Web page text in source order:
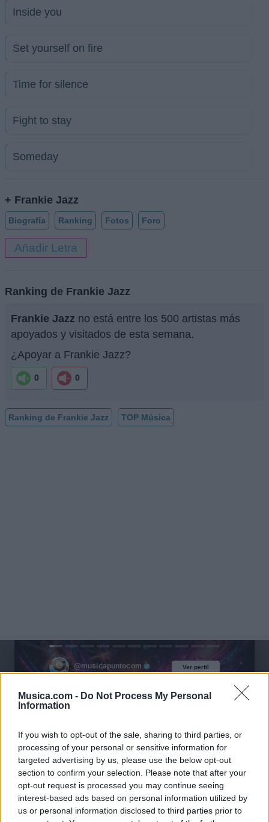
Musica.com - Do Not Process My Personal
Information
If you wish to opt-out of the sale, sharing to third parties, or
processing of your personal or sensitive information for
targeted advertising by us, please use the below opt-out
section to confirm your selection. Please note that after your
opt-out request is processed you may continue seeing
interest-based ads based on personal information utilized by
us or personal information disclosed to third parties prior to
Inside you
Set yourself on fire
Time for silence
Fight to stay
Someday
+ Frankie Jazz
Biografía Ranking Fotos Foro
Añadir Letra
Ranking de Frankie Jazz
Frankie Jazz no está entre los 500 artistas más
apoyados y visitados de esta semana.
¿Apoyar a Frankie Jazz?
0 0
Ranking de Frankie Jazz TOP Música
Ver perfil
@musicapuntocom Ver perfil